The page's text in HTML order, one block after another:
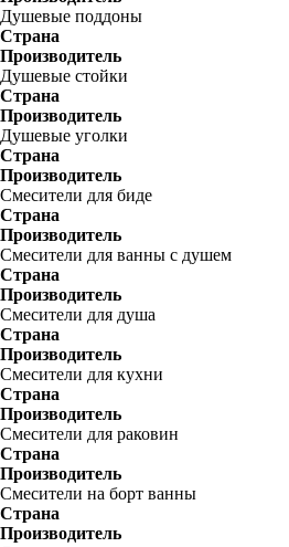
Душевые поддоны
Страна
Производитель
Душевые стойки
Страна
Производитель
Душевые уголки
Страна
Производитель
Смесители для биде
Страна
Производитель
Смесители для ванны с душем
Страна
Производитель
Смесители для душа
Страна
Производитель
Смесители для кухни
Страна
Производитель
Смесители для раковин
Страна
Производитель
Смесители на борт ванны
Страна
Производитель